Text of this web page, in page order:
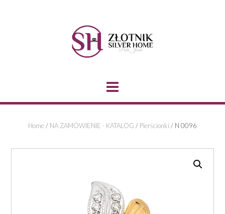
Home/ NA ZAMÓWIENIE - KATALOG / Pierścionki / N 0096